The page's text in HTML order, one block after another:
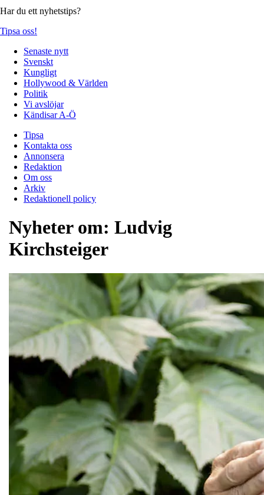
Har du ett nyhetstips?
Tipsa oss!
Senaste nytt
Svenskt
Kungligt
Hollywood & Världen
Politik
Vi avslöjar
Kändisar A-Ö
Tipsa
Kontakta oss
Annonsera
Redaktion
Om oss
Arkiv
Redaktionell policy
Nyheter om: Ludvig
Kirchsteiger